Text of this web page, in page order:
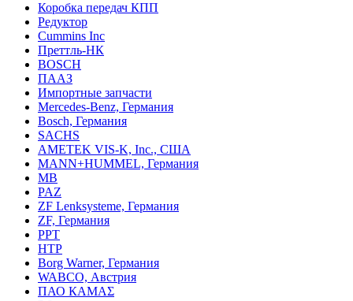
Коробка передач КПП
Редуктор
Cummins Inc
Преттль-НК
BOSCH
ПААЗ
Импортные запчасти
Mercedes-Benz, Германия
Bosch, Германия
SACHS
AMETEK VIS-K, Inc., США
MANN+HUMMEL, Германия
MB
PAZ
ZF Lenksysteme, Германия
ZF, Германия
PPT
HTP
Borg Warner, Германия
WABCO, Австрия
ПАО КАМАΣ